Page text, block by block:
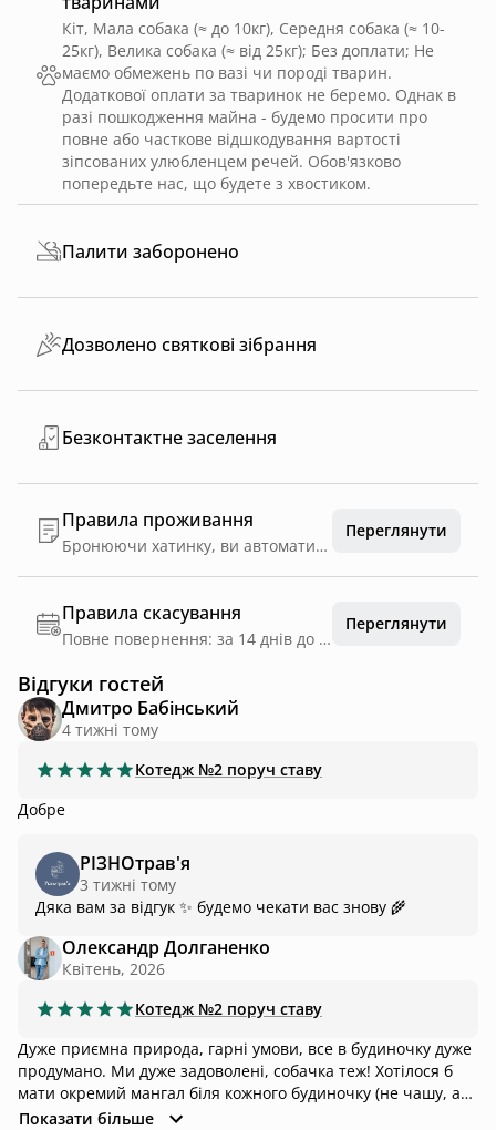
Кіт, Мала собака (≈ до 10кг), Середня собака (≈ 10-
25кг), Велика собака (≈ від 25кг); Без доплати; Не
маємо обмежень по вазі чи породі тварин.
Додаткової оплати за тваринок не беремо. Однак в
разі пошкодження майна - будемо просити про
повне або часткове відшкодування вартості
зіпсованих улюбленцем речей. Обов'язково
попередьте нас, що будете з хвостиком.
Палити заборонено
Дозволено святкові зібрання
Безконтактне заселення
Правила проживання
Бронюючи хатинку, ви автоматично погоджуєтеся з правилами: 1. Палити свічки, будь-які цигарки в будинку 🚭 не можна. Лише на вулиці. Коли що, то в хатинці є вогнегасник 🧯. Він поруч стелажу у кожній хатинці. 2. Вечірки та гостювання друзів без ночівлі на локації дозволені лише за попереднім погодженням. Залежно від кількості гостей - вартість та умови бронювання можуть змінитися. 3. Просимо паркувати авто лише на паркінгу 🅿️ чи вздовж дороги. Територія РІЗНОтрав'я пішохідна. Виключення лише для хатинки №3, яка має заїзд буквально до дверей. 4. Воду💧 з-під крана можна вживати у сирому вигляді. 5. Якщо ви орендували всю локацію, то гучні розваги можуть тривати до 23:00. Якщо ні - просимо не шуміти 📢, а слухати пташок і цвіркунів. 6. Вартість пошкоджених речей під час відпочинку потрібно компенсувати відповідно до їхньої ціни чи рівня пошкодження. 7. Якщо ви гостюєте з 🐕 /🐈 , то обов'язково попередьте нас про це і користуйтеся пакетиками для прибирання. Не варто випускати тваринку на самовигул. 8. Просимо не залишати посуд та текстиль на вулиці на ніч, бо звірі і птахи нароблять лиха. Якщо вітряно 🌪️, прохання згорнути маркізу (дашок на терасі), щоб її не зламало. Також не залишайте маркізу відкритою на ніч. 9. Перед від'їздом вимкніть кондиціонер, рушникосушку, теплу підлогу, загасіть піч та замкніть двері, а ключі залиште 🗝️ у локері, довільно змінивши цифри. 10. ⚠️ Відповідно до правил нашої локації: ми просимо здійснити фінальну частину оплати за 5 днів до заїзду.
Переглянути
Правила скасування
Повне повернення: за 14 днів до дати заїзду
Переглянути
Відгуки гостей
Дмитро Бабінський
4 тижні тому
Котедж №2 поруч ставу
Добре
РІЗНОтрав'я
3 тижні тому
Дяка вам за відгук ✨ будемо чекати вас знову 🌾
Олександр Долганенко
Квітень, 2026
Котедж №2 поруч ставу
Дуже приємна природа, гарні умови, все в будиночку дуже
продумано. Ми дуже задоволені, собачка теж! Хотілося б
мати окремий мангал біля кожного будиночку (не чашу, а
саме мангал). Але у нас були дуже гарні сусіди, разом
Показати більше